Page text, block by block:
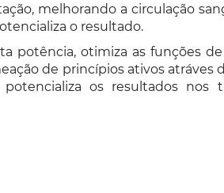
melhorando a circulação
o resultado.
potência, otimiza as funções
de princípios ativos atráves
os resultados